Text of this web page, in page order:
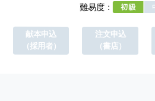
難易度：
献本申込
（採用者）
注文申込
（書店）